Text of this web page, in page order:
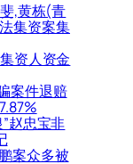
,黄栋(青
集资案集
资人资金
案件退赔
赵忠宝非
案众多被